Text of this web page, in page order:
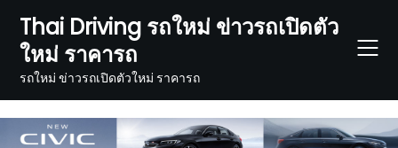
content
Thai Driving รถใหม่ ข่าวรถเปิดตัว
ใหม่ ราคารถ
รถใหม่ ข่าวรถเปิดตัวใหม่ ราคารถ